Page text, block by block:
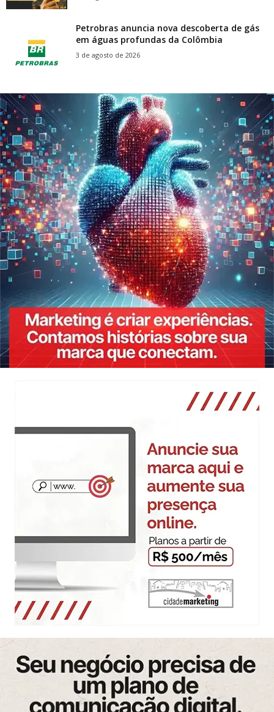
Petrobras anuncia nova descoberta de gás
em águas profundas da Colômbia
3 de agosto de 2026